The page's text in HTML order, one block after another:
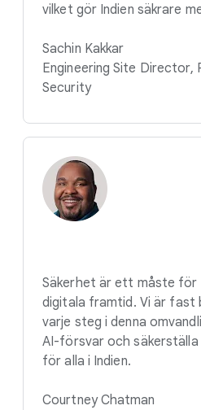
vilket gör Indien säkrare
Sachin Kakkar
Engineering Site Director,
Security
Säkerhet är ett måste för
digitala framtid. Vi är fast
varje steg i denna
AI-försvar och
för alla i Indien.
Courtney Chatman